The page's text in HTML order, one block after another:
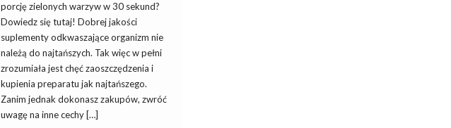
porcję zielonych warzyw w 30 sekund?
Dowiedz się tutaj! Dobrej jakości
suplementy odkwaszające organizm nie
należą do najtańszych. Tak więc w pełni
zrozumiała jest chęć zaoszczędzenia i
kupienia preparatu jak najtańszego.
Zanim jednak dokonasz zakupów, zwróć
uwagę na inne cechy […]